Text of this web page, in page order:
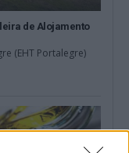
de Alojamento
(EHT Portalegre)